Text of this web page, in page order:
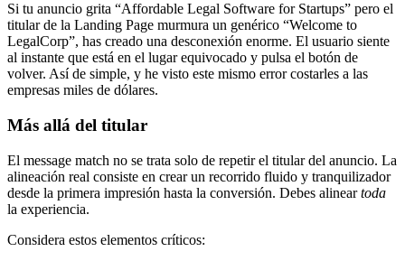
Si tu anuncio grita “Affordable Legal Software for Startups” pero el
titular de la Landing Page murmura un genérico “Welcome to
LegalCorp”, has creado una desconexión enorme. El usuario siente
al instante que está en el lugar equivocado y pulsa el botón de
volver. Así de simple, y he visto este mismo error costarles a las
empresas miles de dólares.
Más allá del titular
El message match no se trata solo de repetir el titular del anuncio. La
alineación real consiste en crear un recorrido fluido y tranquilizador
desde la primera impresión hasta la conversión. Debes alineartoda
la experiencia.
Considera estos elementos críticos: